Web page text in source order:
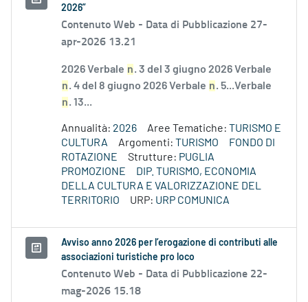
2026”
Contenuto Web - Data di Pubblicazione 27-
apr-2026 13.21
2026 Verbale n. 3 del 3 giugno 2026 Verbale
n. 4 del 8 giugno 2026 Verbale n. 5...Verbale
n. 13...
Annualità: 2026 Aree Tematiche: TURISMO E
CULTURA
Argomenti: TURISMO
FONDO DI
ROTAZIONE
Strutture: PUGLIA
PROMOZIONE
DIP. TURISMO, ECONOMIA
DELLA CULTURA E VALORIZZAZIONE DEL
TERRITORIO
URP: URP COMUNICA
Avviso anno 2026 per l’erogazione di contributi alle
associazioni turistiche pro loco
Contenuto Web - Data di Pubblicazione 22-
mag-2026 15.18